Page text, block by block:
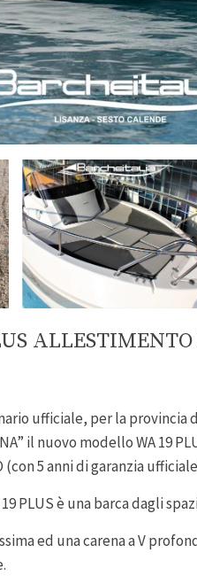
ufficiale, per la provincia
il nuovo modello WA 19
(con 5 anni di garanzia
PLUS è una barca dagli
ed una carena a V